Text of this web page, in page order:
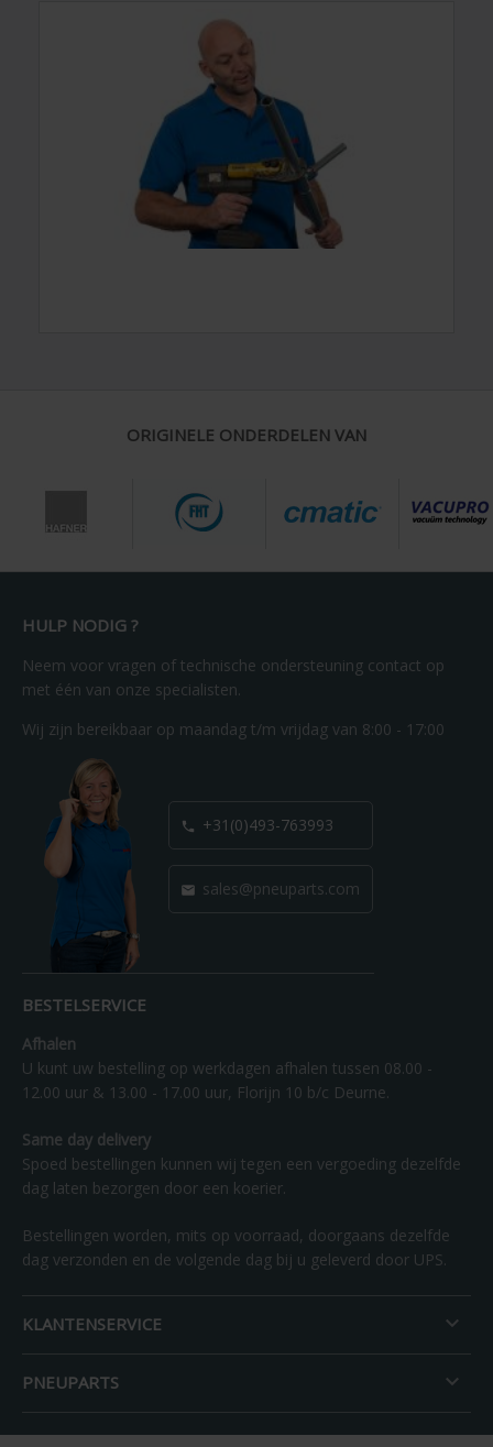
ORIGINELE ONDERDELEN VAN
HULP NODIG ?
Neem voor vragen of technische ondersteuning contact op
met één van onze specialisten.
Wij zijn bereikbaar op maandag t/m vrijdag van 8:00 - 17:00
 +31(0)493-763993
 sales@pneuparts.com
BESTELSERVICE
Afhalen
U kunt uw bestelling op werkdagen afhalen tussen 08.00 -
12.00 uur & 13.00 - 17.00 uur, Florijn 10 b/c Deurne.
Same day delivery
Spoed bestellingen kunnen wij tegen een vergoeding dezelfde
dag laten bezorgen door een koerier.
Bestellingen worden, mits op voorraad, doorgaans dezelfde
dag verzonden en de volgende dag bij u geleverd door UPS.
KLANTENSERVICE 
PNEUPARTS 